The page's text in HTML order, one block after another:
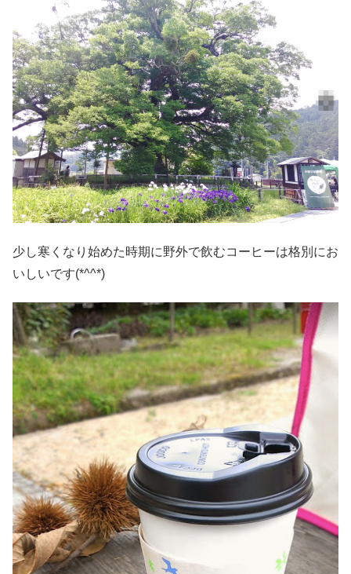
少し寒くなり始めた時期に野外で飲むコーヒーは格別にお
いしいです(*^^*)